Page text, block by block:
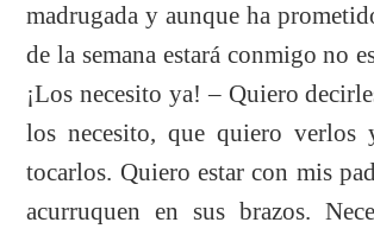
madrugada y aunque ha
de la semana estará conmigo no
¡Los necesito ya! – Quiero
los necesito, que quiero verlos
tocarlos. Quiero estar con mis
acurruquen en sus brazos.